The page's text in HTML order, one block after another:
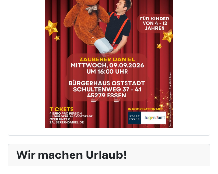
Wir machen Urlaub!